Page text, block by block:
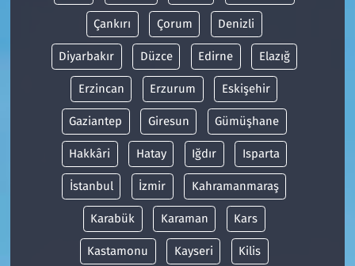
Çankırı Çorum Denizli
Diyarbakır Düzce Edirne Elazığ
Erzincan Erzurum Eskişehir
Gaziantep Giresun Gümüşhane
Hakkâri Hatay Iğdır Isparta
İstanbul İzmir Kahramanmaraş
Karabük Karaman Kars
Kastamonu Kayseri Kilis